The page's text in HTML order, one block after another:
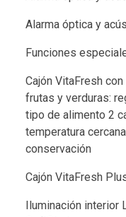
Alarma óptica y
Funciones
Cajón VitaFresh
frutas y verduras:
tipo de alimento 2
temperatura
conservación
Cajón VitaFresh
Iluminación interior